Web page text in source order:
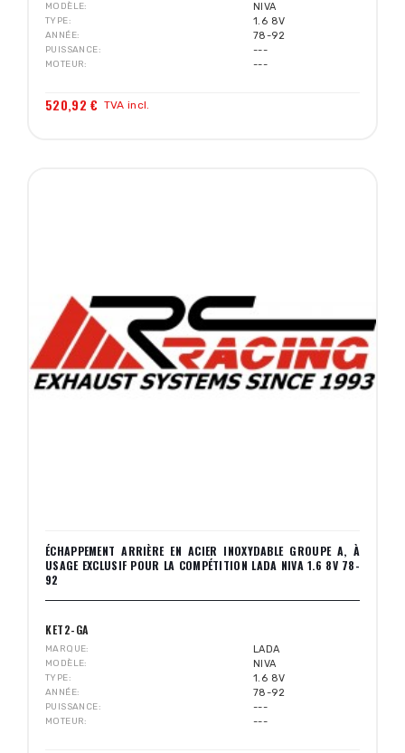
MODÈLE NIVA
TYPE 1.6 8V
ANNÉE 78-92
PUISSANCE ---
MOTEUR ---
520,92 € TVA incl.
ÉCHAPPEMENT ARRIÈRE EN ACIER INOXYDABLE GROUPE A, À
USAGE EXCLUSIF POUR LA COMPÉTITION LADA NIVA 1.6 8V 78-
92
KET2-GA
MARQUE LADA
MODÈLE NIVA
TYPE 1.6 8V
ANNÉE 78-92
PUISSANCE ---
MOTEUR ---